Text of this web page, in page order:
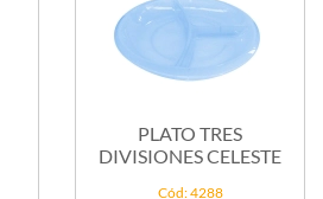
PLATO TRES
DIVISIONES CELESTE
Cód: 4288